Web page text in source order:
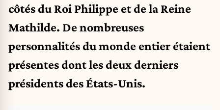
côtés du Roi Philippe et de la Reine
Mathilde. De nombreuses
personnalités du monde entier étaient
présentes dont les deux derniers
présidents des États-Unis.